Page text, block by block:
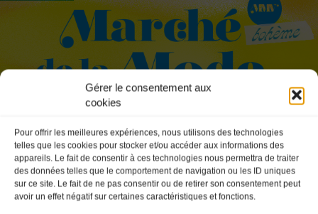
Gérer le consentement aux
cookies
Pour offrir les meilleures expériences, nous utilisons des technologies
telles que les cookies pour stocker et/ou accéder aux informations des
appareils. Le fait de consentir à ces technologies nous permettra de traiter
des données telles que le comportement de navigation ou les ID uniques
sur ce site. Le fait de ne pas consentir ou de retirer son consentement peut
avoir un effet négatif sur certaines caractéristiques et fonctions.